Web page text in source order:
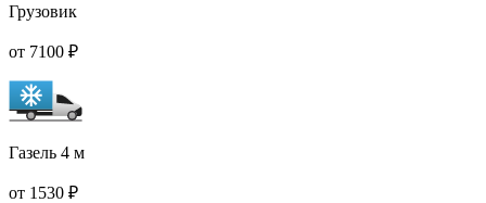
Грузовик
от 7100 ₽
Газель 4 м
от 1530 ₽